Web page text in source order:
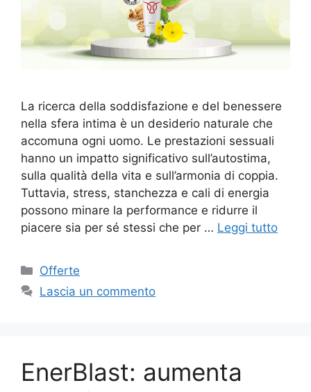
La ricerca della soddisfazione e del benessere
nella sfera intima è un desiderio naturale che
accomuna ogni uomo. Le prestazioni sessuali
hanno un impatto significativo sull’autostima,
sulla qualità della vita e sull’armonia di coppia.
Tuttavia, stress, stanchezza e cali di energia
possono minare la performance e ridurre il
piacere sia per sé stessi che per … Leggi tutto
Categorie
Offerte
Lascia un commento
EnerBlast: aumenta